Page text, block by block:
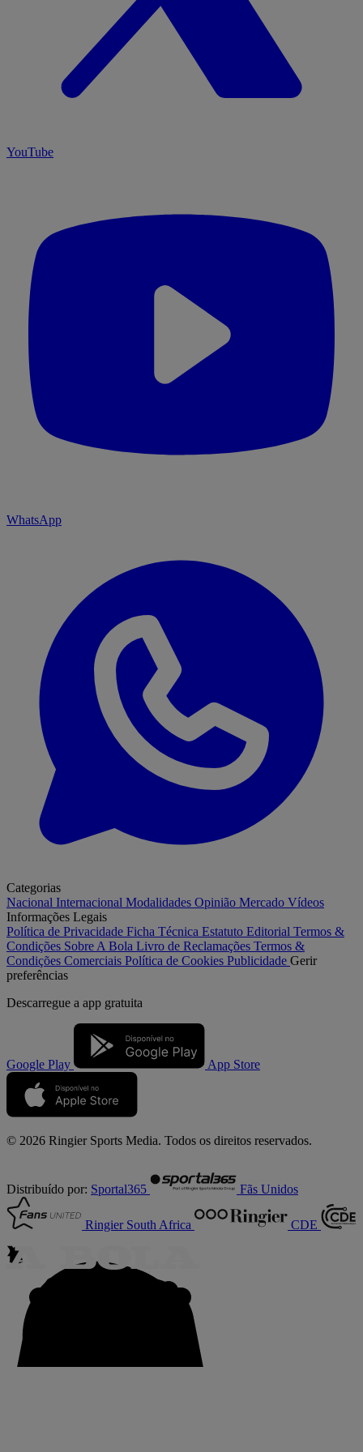
YouTube
WhatsApp
Categorias
Nacional Internacional Modalidades Opinião Mercado Vídeos
Informações Legais
Política de Privacidade Ficha Técnica Estatuto Editorial Termos &
Condições Sobre A Bola Livro de Reclamações Termos &
Condições Comerciais Política de Cookies Publicidade Gerir
preferências
Descarregue a app gratuita
Google Play App Store
© 2026 Ringier Sports Media. Todos os direitos reservados.
Distribuído por: Sportal365 Fãs Unidos
Ringier South Africa CDE